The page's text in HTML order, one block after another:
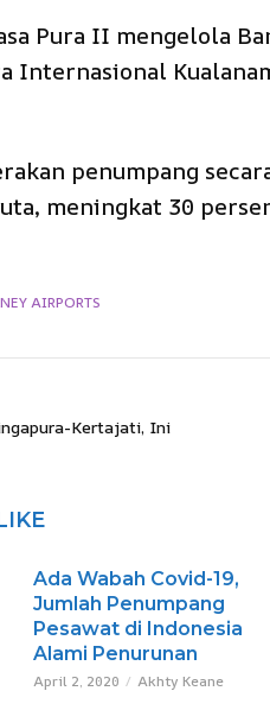
Pura II mengelola
Internasional
penumpang
meningkat 30
AIRPORTS
Kertajati, Ini
Ada Wabah Covid-19,
Jumlah Penumpang
Pesawat di Indonesia
Alami Penurunan
April 2, 2020 Akhty Keane